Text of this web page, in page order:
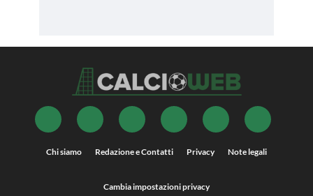
Chi siamo Redazione e Contatti Privacy Note legali
Cambia impostazioni privacy